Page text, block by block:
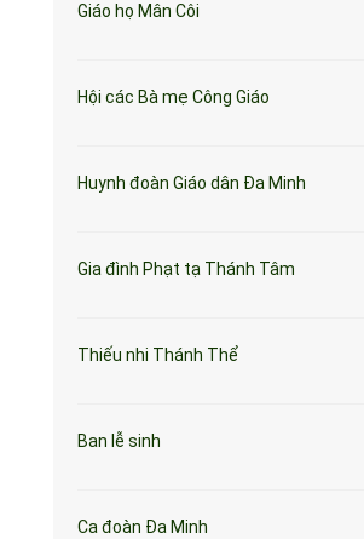
Giáo họ Mân Côi
Hội các Bà mẹ Công Giáo
Huynh đoàn Giáo dân Đa Minh
Gia đình Phạt tạ Thánh Tâm
Thiếu nhi Thánh Thể
Ban lễ sinh
Ca đoàn Đa Minh